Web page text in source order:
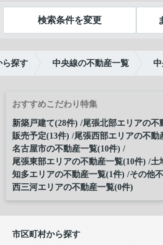
検索条件を変更
ら探す 中央線の不動産一覧
おすすめこだわり特集
新築戸建て(28件) 尾張北部エリアの不
販売予定(13件) 尾張西部エリアの不動
名古屋市の不動産一覧(10件)
尾張東部エリアの不動産一覧(10件) 土
知多エリアの不動産一覧(1件) その他
西三河エリアの不動産一覧(0件)
市区町村から探す